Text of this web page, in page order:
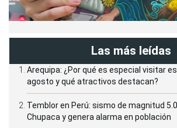
Las más leídas
Arequipa: ¿Por qué es especial visitar
agosto y qué atractivos destacan?
Temblor en Perú: sismo de magnitud
Chupaca y genera alarma en población